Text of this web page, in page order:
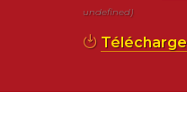
undefined)